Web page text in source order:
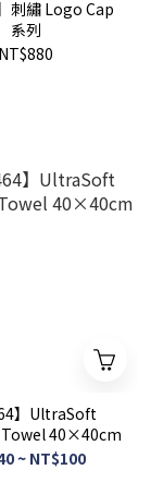
刺繡 Logo Cap
系列
NT$880
】UltraSoft
40×40cm
~ NT$100